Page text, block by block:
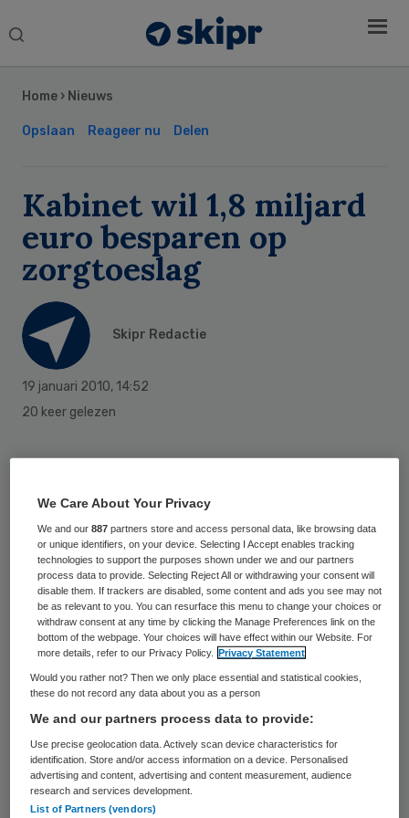
Search
Home › Nieuws
Opslaan Reageer nu Delen
Kabinet wil 1,8 miljard
euro besparen op
zorgtoeslag
Skipr Redactie
19 januari 2010, 14:52
20 keer gelezen
Het kabinet wil 1,8 miljard euro besparen op
de zorgtoeslag. Dat blijkt uit een notitie van
het Centraal Planbureau (CPB) in opdracht
van minister Ab Klink (Volksgezondheid). Dit
meldt NRC Handelsblad.
Zorgverzekeraars
Op de zorgtoeslag wordt meer bezuinigd
gaan volgens het CPB al in 2014 het
volledige risico dragen bij de inkoop van
zorg en niet pas in 2018, meldt
Sidebar
We Care About Your Privacy
We and our887 partners store and access personal data, like browsing data
or unique identifiers, on your device. Selecting I Accept enables tracking
technologies to support the purposes shown under we and our partners
process data to provide. Selecting Reject All or withdrawing your consent will
disable them. If trackers are disabled, some content and ads you see may not
be as relevant to you. You can resurface this menu to change your choices or
withdraw consent at any time by clicking the Manage Preferences link on the
bottom of the webpage. Your choices will have effect within our Website. For
more details, refer to our Privacy Policy.
Privacy Statement
Would you rather not? Then we only place essential and statistical cookies,
these do not record any data about you as a person
We and our partners process data to provide:
Use precise geolocation data. Actively scan device characteristics for
identification. Store and/or access information on a device. Personalised
advertising and content, advertising and content measurement, audience
research and services development.
List of Partners (vendors)